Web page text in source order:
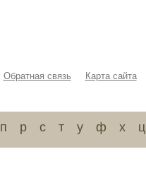
Обратная связь Карта сайта
п р с т у ф х ц